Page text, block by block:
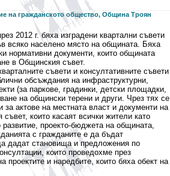
на гражданското общество, Община Троян
2012 г. бяха изградени квартални съвети
всяко населено място на общината. Бяха
нормативни документи, които общината
в Общинския съвет.
съвети и консултативните съвети
обсъждания на инфраструктурни,
(за паркове, градинки, детски площадки,
на общински терени и други. Чрез тях се
актове на местната власт и документи на
които касаят всички жители като
проекто-бюджета на общината,
с гражданите е да бъдат
дадат становища и предложения по
които проведохме през
проектите и наредбите, които бяха обект на